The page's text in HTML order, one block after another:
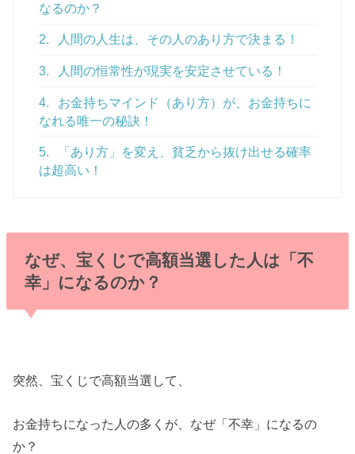
なるのか？
2. 人間の人生は、その人のあり方で決まる！
3. 人間の恒常性が現実を安定させている！
4.
お金持ちマインド（あり方）が、お金持ちに
なれる唯一の秘訣！
5.
「あり方」を変え、貧乏から抜け出せる確率
は超高い！
なぜ、宝くじで高額当選した人は「不
幸」になるのか？
突然、宝くじで高額当選して、
お金持ちになった人の多くが、なぜ「不幸」になるの
か？